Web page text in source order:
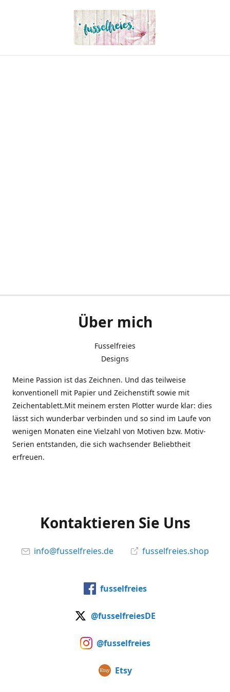
Über mich
Fusselfreies
Designs
Meine Passion ist das Zeichnen. Und das teilweise
konventionell mit Papier und Zeichenstift sowie mit
Zeichentablett.Mit meinem ersten Plotter wurde klar: dies
lässt sich wunderbar verbinden und so sind im Laufe von
wenigen Monaten eine Vielzahl von Motiven bzw. Motiv-
Serien entstanden, die sich wachsender Beliebtheit
erfreuen.
Kontaktieren Sie Uns
info@fusselfreies.de fusselfreies.shop
fusselfreies
@fusselfreiesDE
@fusselfreies
Etsy